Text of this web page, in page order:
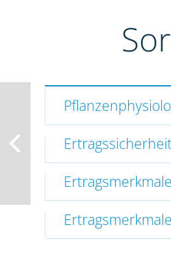
Ertragssicherheit